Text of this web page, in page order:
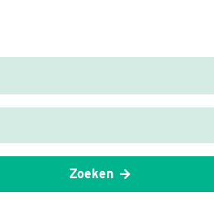
Zoeken